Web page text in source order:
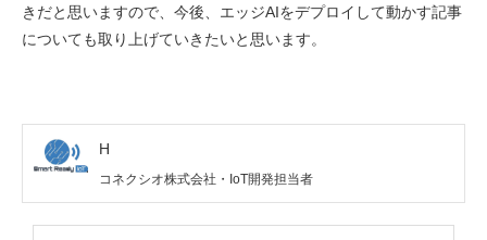
きだと思いますので、今後、エッジAIをデプロイして動かす記事
についても取り上げていきたいと思います。
H
コネクシオ株式会社・IoT開発担当者